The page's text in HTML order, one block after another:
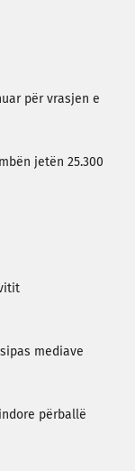
për vrasjen e
jetën 25.300
mediave
përballë